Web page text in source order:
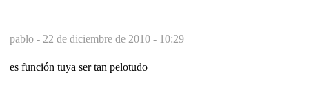
pablo - 22 de diciembre de 2010 - 10:29
es función tuya ser tan pelotudo